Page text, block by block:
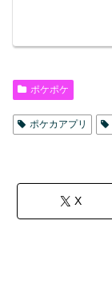
ポケポケ
ポケカアプリ
X